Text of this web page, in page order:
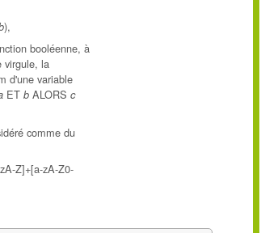
),
booléenne, à
virgule, la
d'une variable
ET bALORS c
comme du
Z]+[a-zA-Z0-